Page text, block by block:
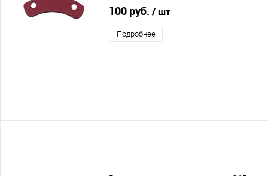
100 руб. / шт
Подробнее